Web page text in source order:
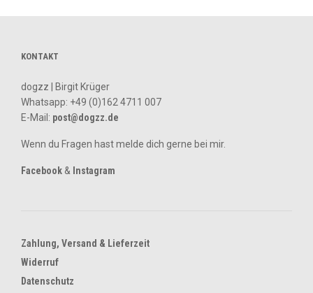
KONTAKT
dogzz | Birgit Krüger
Whatsapp: +49 (0)162 4711 007
E-Mail: post@dogzz.de
Wenn du Fragen hast melde dich gerne bei mir.
Facebook & Instagram
Zahlung, Versand & Lieferzeit
Widerruf
Datenschutz